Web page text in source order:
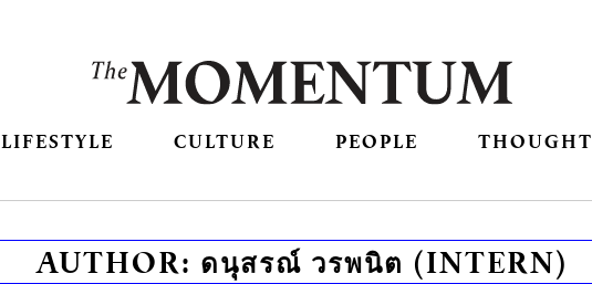
LIFESTYLE CULTURE PEOPLE THOUGHT
AUTHOR: ดนุสรณ์ วรพนิต (INTERN)